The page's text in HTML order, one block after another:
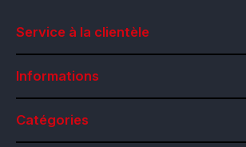
Service à la clientèle
Informations
Catégories